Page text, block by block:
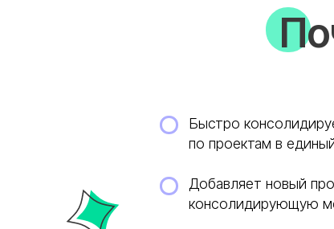
Быстро
по проектам в
Добавляет новый
консолидирующую